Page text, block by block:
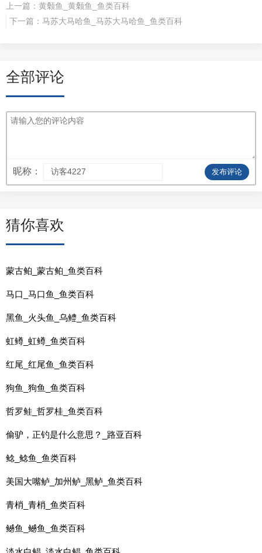
上一篇： 黄颡鱼_黄颡鱼_鱼类百科
下一篇： 马苏大马哈鱼_马苏大马哈鱼_鱼类百科
全部评论
昵称： 发布评论
猜你喜欢
蒙古鲌_蒙古鲌_鱼类百科
马口_马口鱼_鱼类百科
黑鱼_火头鱼_乌鳢_鱼类百科
虹鳟_虹鳟_鱼类百科
红尾_红尾鱼_鱼类百科
狗鱼_狗鱼_鱼类百科
哲罗鲑_哲罗桂_鱼类百科
偷驴，正钓是什么意思？_路亚百科
鲶_鲶鱼_鱼类百科
美国大嘴鲈_加州鲈_黑鲈_鱼类百科
青梢_青梢_鱼类百科
鳡鱼_鳡鱼_鱼类百科